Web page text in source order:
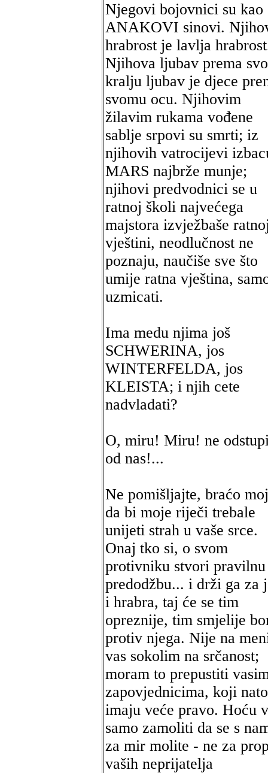
Njegovi bojovnici su kao
ANAKOVI sinovi.
hrabrost je lavlja
Njihova ljubav prema
kralju ljubav je djece
svomu ocu. Njihovim
žilavim rukama vođene
sablje srpovi su smrti; iz
njihovih vatrocijevi
MARS najbrže munje;
njihovi predvodnici se u
ratnoj školi najvećega
majstora izvježbaše
vještini, neodlučnost ne
poznaju, naučiše sve što
umije ratna vještina,
uzmicati.
Ima medu njima još
SCHWERINA, jos
WINTERFELDA, jos
KLEISTA; i njih cete
nadvladati?
O, miru! Miru! ne
od nas!...
Ne pomišljajte, braćo
da bi moje riječi trebale
unijeti strah u vaše srce.
Onaj tko si, o svom
protivniku stvori pravilnu
predodžbu... i drži ga za
i hrabra, taj će se tim
opreznije, tim smjelije
protiv njega. Nije na
vas sokolim na srčanost;
moram to prepustiti
zapovjednicima, koji nato
imaju veće pravo. Hoću
samo zamoliti da se s
za mir molite - ne za
vaših neprijatelja